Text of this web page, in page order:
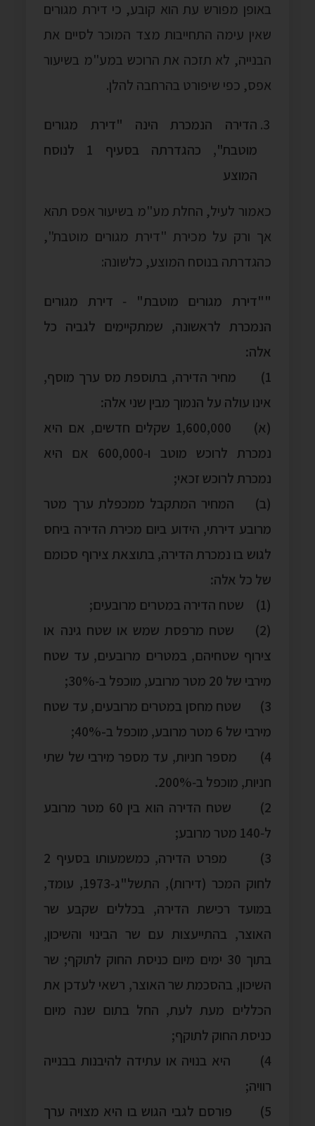
באופן מפורש עת הוא קובע, כי דירת מגורים
שאין עימה התחייבות מצד המוכר לסיים את
הבנייה, לא תזכה את הרוכש במע"מ בשיעור
אפס, כפי שיפורט בהרחבה להלן.
הדירה הנמכרת הינה "דירת מגורים
מוטבת", כהגדרתה בסעיף 1 לנוסח
המוצע
כאמור לעיל, החלת מע"מ בשיעור אפס תהא
אך ורק על מכירת "דירת מגורים מוטבת",
כהגדרתה בנוסח המוצע, כלשונה:
""דירת מגורים מוטבת" ‑ דירת מגורים
הנמכרת לראשונה, שמתקיימים לגביה כל
אלה:
1) מחיר הדירה, בתוספת מס ערך מוסף,
אינו עולה על הנמוך מבין שני אלה:
(א) 1,600,000 שקלים חדשים, אם היא
נמכרת לרוכש מוטב ו‑600,000 אם היא
נמכרת לרוכש זכאי;
(ב) המחיר המתקבל ממכפלת ערך מטר
מרובע דירתי, הידוע ביום מכירת הדירה ביחס
לגוש בו נמכרת הדירה, בתוצאת צירוף סכומם
של כל אלה:
(1) שטח הדירה במטרים מרובעים;
(2) שטח מרפסת שמש או שטח גינה או
צירוף שטחיהם, במטרים מרובעים, עד שטח
מירבי של 20 מטר מרובע, מוכפל ב‑30%;
3) שטח מחסן במטרים מרובעים, עד שטח
מירבי של 6 מטר מרובע, מוכפל ב-40%;
4) מספר חניות, עד מספר מירבי של שתי
חניות, מוכפל ב‑200%.
2) שטח הדירה הוא בין 60 מטר מרובע
ל‑140 מטר מרובע;
3) מפרט הדירה, כמשמעותו בסעיף 2
לחוק המכר (דירות), התשל"ג‑1973, עומד,
במועד רכישת הדירה, בכללים שקבע שר
האוצר, בהתייעצות עם שר הבינוי והשיכון,
בתוך 30 ימים מיום כניסת החוק לתוקף; שר
השיכון, בהסכמת שר האוצר, רשאי לעדכן את
הכללים מעת לעת, החל בתום שנה מיום
כניסת החוק לתוקף;
4) היא בנויה או עתידה להיבנות בבנייה
רוויה;
5) פורסם לגבי הגוש בו היא מצויה ערך